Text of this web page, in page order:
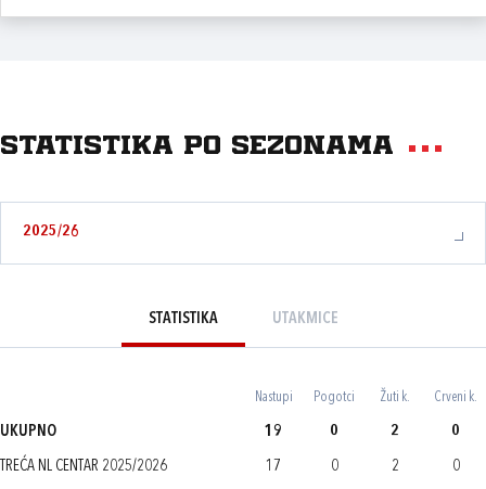
Statistika po sezonama
2025/26
STATISTIKA UTAKMICE
Nastupi Pogotci Žuti k. Crveni k.
UKUPNO 19 0 2 0
TREĆA NL CENTAR 2025/2026 17 0 2 0